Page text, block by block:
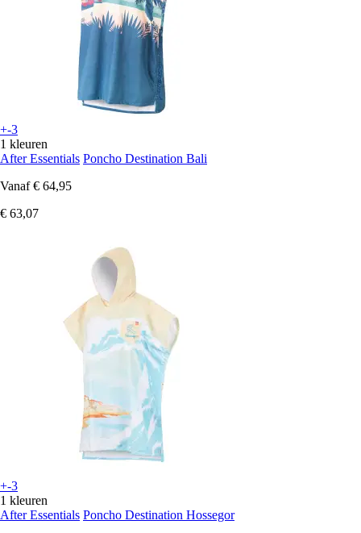
+-3
1 kleuren
After Essentials Poncho Destination Bali
Vanaf € 64,95
€ 63,07
+-3
1 kleuren
After Essentials Poncho Destination Hossegor